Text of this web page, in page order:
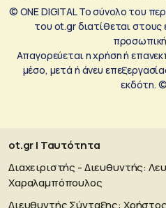
© ONE DIGITAL Το σύνολο του
του ot.gr διατίθεται στους
Απαγορεύεται η χρήση ή
μέσο, μετά ή άνευ
εκδότη.
ot.gr | Ταυτότητα
Διαχειριστής - Διευθυντής:
Χαραλαμπόπουλος
Διευθυντής Σύνταξης: